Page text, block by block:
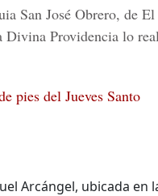
San José Obrero, de
Providencia lo
pies del Jueves Santo
Arcángel, ubicada en